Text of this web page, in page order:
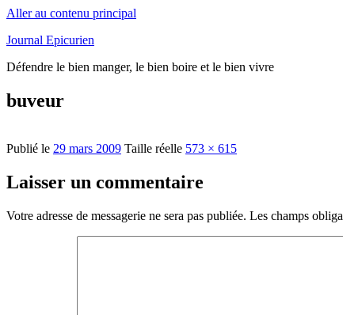
Aller au contenu principal
Journal Epicurien
Défendre le bien manger, le bien boire et le bien vivre
buveur
Publié le 29 mars 2009 Taille réelle 573 × 615
Laisser un commentaire
Votre adresse de messagerie ne sera pas publiée. Les champs